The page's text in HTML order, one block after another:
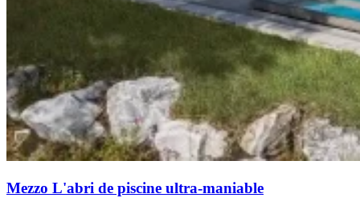
Mezzo L'abri de piscine ultra-maniable